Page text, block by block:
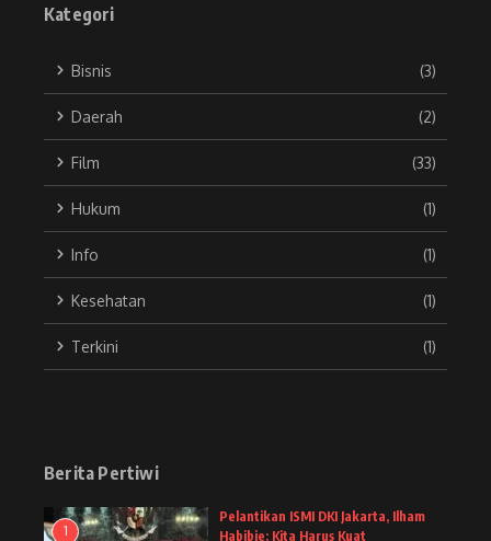
Kategori
Bisnis (3)
Daerah (2)
Film (33)
Hukum (1)
Info (1)
Kesehatan (1)
Terkini (1)
Berita Pertiwi
1
Pelantikan ISMI DKI Jakarta, Ilham
Habibie: Kita Harus Kuat